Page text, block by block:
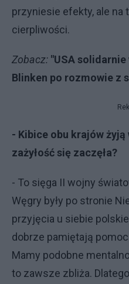
przyniesie efekty, ale na
cierpliwości.
Zobacz: "USA
Blinken po rozmowie z
- Kibice obu krajów
zażyłość się zaczęła?
- To sięga II wojny
Węgry były po stronie
przyjęcia u siebie
dobrze pamiętają
Mamy podobne
to zawsze zbliża.